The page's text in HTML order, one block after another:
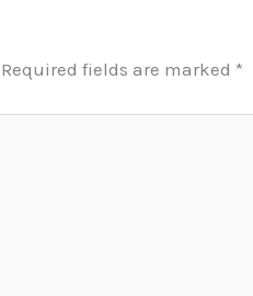
Required fields are marked *